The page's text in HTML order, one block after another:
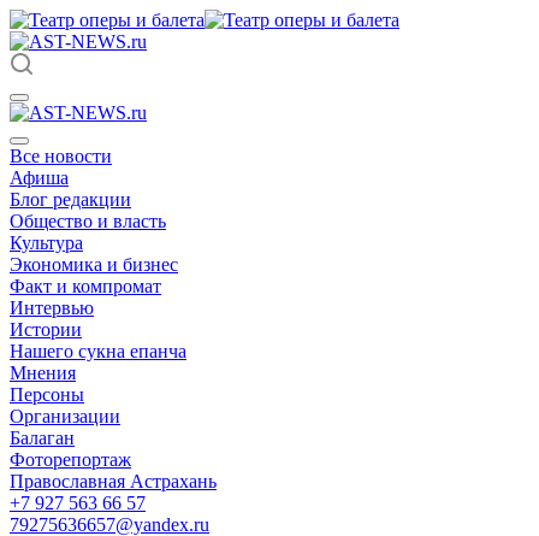
Все новости
Афиша
Блог редакции
Общество и власть
Культура
Экономика и бизнес
Факт и компромат
Интервью
Истории
Нашего сукна епанча
Мнения
Персоны
Организации
Балаган
Фоторепортаж
Православная Астрахань
+7 927 563 66 57
79275636657@yandex.ru